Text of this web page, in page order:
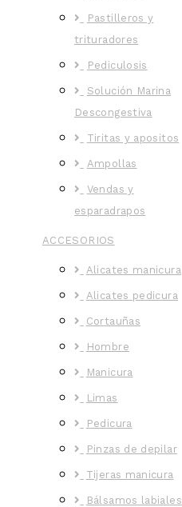
Pastilleros y
trituradores
Pediculosis
Solución Marina
Descongestiva
Tiritas y apositos
Ampollas
Vendas y
esparadrapos
ACCESORIOS
Alicates manicura
Alicates pedicura
Cortauñas
Hombre
Manicura
Limas
Pedicura
Pinzas de depilar
Tijeras manicura
Bálsamos labiales